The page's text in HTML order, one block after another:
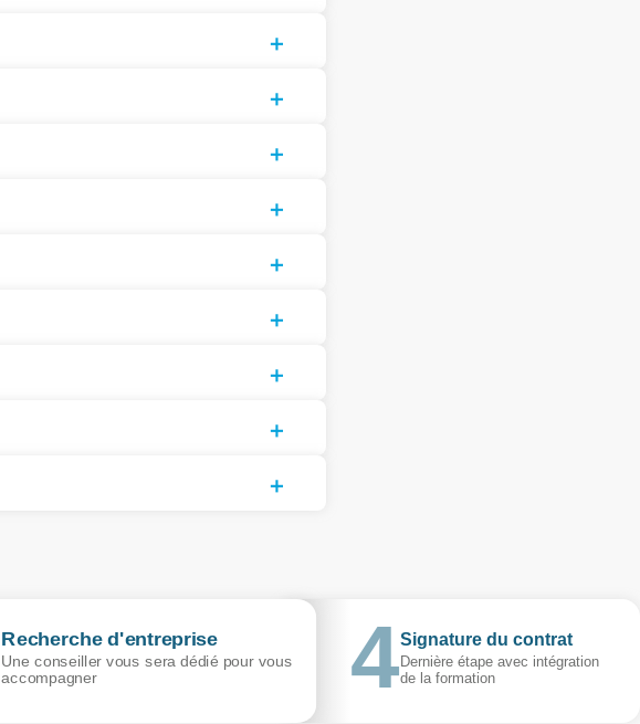
Recherche d'entreprise
Une conseiller vous sera dédié pour vous
accompagner
Signature du contrat
Dernière étape avec intégration
de la formation